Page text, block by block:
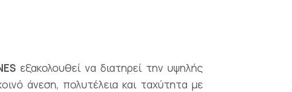
εξακολουθεί να διατηρεί την υψηλής
άνεση, πολυτέλεια και ταχύτητα με